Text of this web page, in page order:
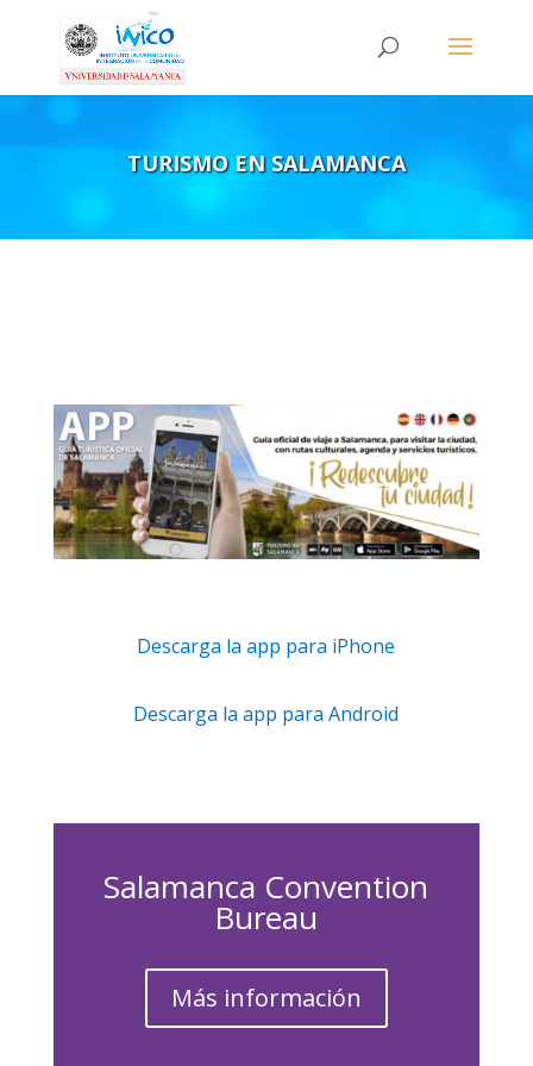
TURISMO EN SALAMANCA
Descarga la app para iPhone
Descarga la app para Android
Salamanca Convention
Bureau
Más información